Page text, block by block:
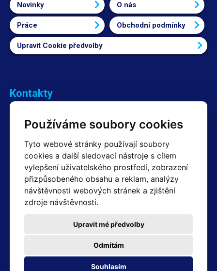
Používáme soubory cookies
Tyto webové stránky používají soubory
cookies a další sledovací nástroje s cílem
vylepšení uživatelského prostředí, zobrazení
přizpůsobeného obsahu a reklam, analýzy
návštěvnosti webových stránek a zjištění
zdroje návštěvnosti.
Souhlasím
Odmítám
Upravit mé předvolby
Novinky O nás
Práce Obchodní podmínky
Upravit Cookie předvolby
Kontakty
+420 603 357 606 +420 605 234 204
Fakturační a expediční oddělení
+420 605 259 759 (Po–Pá: 7:30 – 15:00)
Technické oddělení
+420 603 355 085 (Po–Pá: 8:00 – 16:00)
servis@hotair.cz
Platba jen v hotovosti
Adresa prodejny